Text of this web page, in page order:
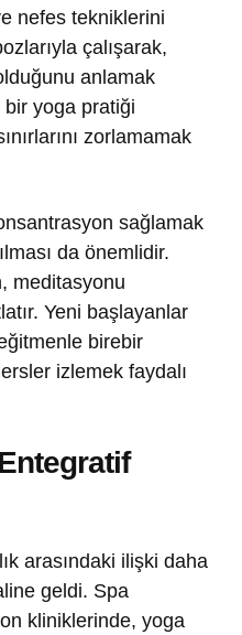
nefes tekniklerini
çalışarak,
anlamak
yoga pratiği
zorlamamak
sağlamak
da önemlidir.
meditasyonu
Yeni başlayanlar
birebir
izlemek faydalı
arasındaki ilişki daha
geldi. Spa
kliniklerinde, yoga